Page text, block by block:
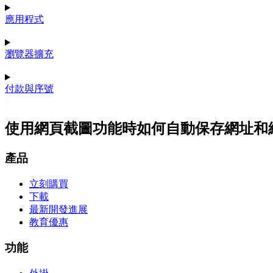
應用程式
瀏覽器擴充
付款與序號
使用網頁截圖功能時如何自動保存網址和
產品
立刻購買
下載
最新開發進展
教育優惠
功能